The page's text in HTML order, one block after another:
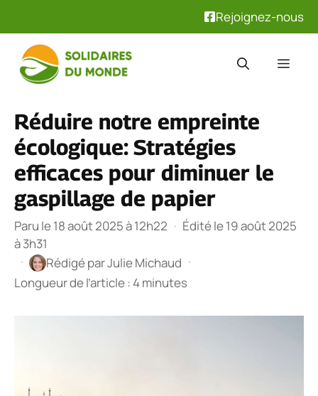
Rejoignez-nous
contenu
Réduire notre empreinte
écologique: Stratégies
efficaces pour diminuer le
gaspillage de papier
Paru le 18 août 2025 à 12h22 · Édité le 19 août 2025
à 3h31
·
Rédigé parJulie Michaud ·
Longueur de l’article : 4 minutes